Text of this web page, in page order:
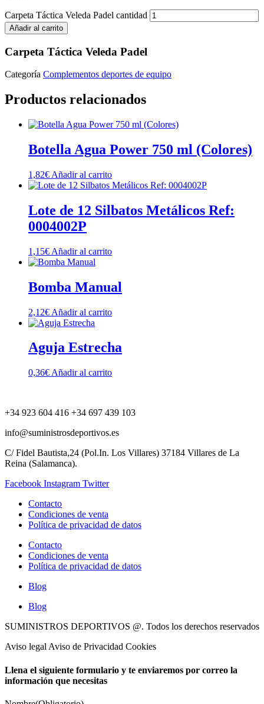
Carpeta Táctica Veleda Padel cantidad
Añadir al carrito
Carpeta Táctica Veleda Padel
Categoría Complementos deportes de equipo
Productos relacionados
Botella Agua Power 750 ml (Colores)
1,82€ Añadir al carrito
Lote de 12 Silbatos Metálicos Ref:
0004002P
1,15€ Añadir al carrito
Bomba Manual
2,12€ Añadir al carrito
Aguja Estrecha
0,36€ Añadir al carrito
+34 923 604 416 +34 697 439 103
info@suministrosdeportivos.es
C/ Fidel Bautista,24 (Pol.In. Los Villares) 37184 Villares de La
Reina (Salamanca).
Facebook Instagram Twitter
Contacto
Condiciones de venta
Política de privacidad de datos
Contacto
Condiciones de venta
Política de privacidad de datos
Blog
Blog
SUMINISTROS DEPORTIVOS @. Todos los derechos reservados
Aviso legal Aviso de Privacidad Cookies
Llena el siguiente formulario y te enviaremos por correo la
información que necesitas